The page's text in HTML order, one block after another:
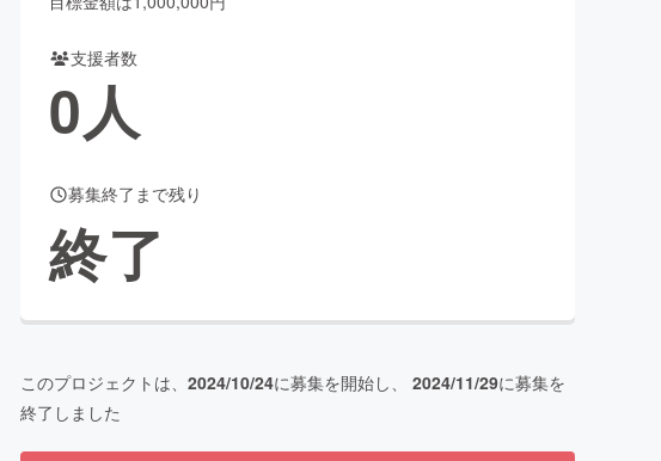
ィー・ヘルスケア
支援者数
0人
募集終了まで残り
終了
このプロジェクトは、 2024/10/24に募集を開始し、 2024/11/29に募集を
終了しました